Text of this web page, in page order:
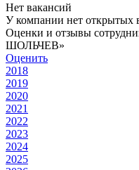
Нет вакансий
У компании нет открытых
Оценки и отзывы
ШОЛЬЧЕВ»
Оценить
2018
2019
2020
2021
2022
2023
2024
2025